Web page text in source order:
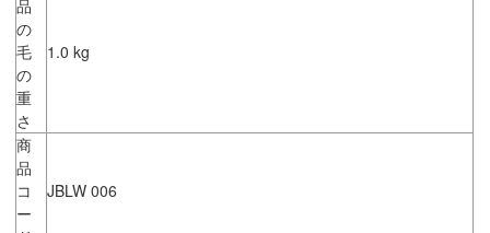
品
の
毛
の
重
さ
1.0 kg
商
品
コ
ー
JBLW 006